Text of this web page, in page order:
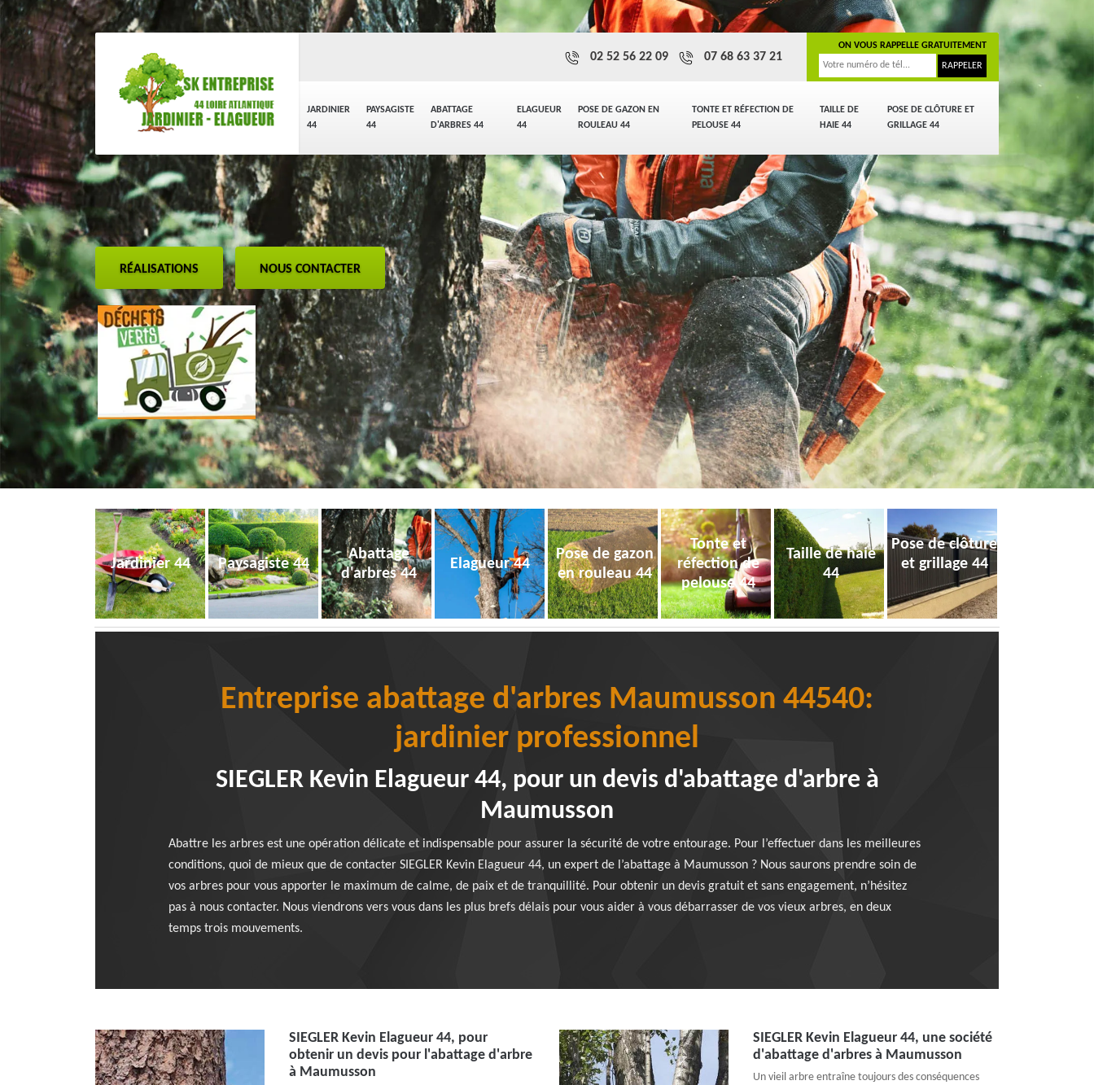
JARDINIER
44
PAYSAGISTE
44
ABATTAGE
D'ARBRES 44
ELAGUEUR
44
POSE DE GAZON EN
ROULEAU 44
TONTE ET RÉFECTION DE
PELOUSE 44
TAILLE DE
HAIE 44
POSE DE CLÔTURE ET
GRILLAGE 44
02 52 56 22 09 07 68 63 37 21
ON VOUS RAPPELLE GRATUITEMENT
RÉALISATIONS NOUS CONTACTER
Jardinier 44 Paysagiste 44
Abattage
d'arbres 44
Elagueur 44
Pose de gazon
en rouleau 44
Tonte et
réfection de
pelouse 44
Taille de haie
44
Pose de clôture
et grillage 44
Entreprise abattage d'arbres Maumusson 44540:
jardinier professionnel
SIEGLER Kevin Elagueur 44, pour un devis d'abattage d'arbre à
Maumusson
Abattre les arbres est une opération délicate et indispensable pour assurer la sécurité de votre entourage. Pour l’effectuer dans les meilleures
conditions, quoi de mieux que de contacter SIEGLER Kevin Elagueur 44, un expert de l’abattage à Maumusson ? Nous saurons prendre soin de
vos arbres pour vous apporter le maximum de calme, de paix et de tranquillité. Pour obtenir un devis gratuit et sans engagement, n’hésitez
pas à nous contacter. Nous viendrons vers vous dans les plus brefs délais pour vous aider à vous débarrasser de vos vieux arbres, en deux
temps trois mouvements.
SIEGLER Kevin Elagueur 44, pour
obtenir un devis pour l'abattage d'arbre
à Maumusson
SIEGLER Kevin Elagueur 44, une société
d'abattage d'arbres à Maumusson
Un vieil arbre entraîne toujours des conséquences